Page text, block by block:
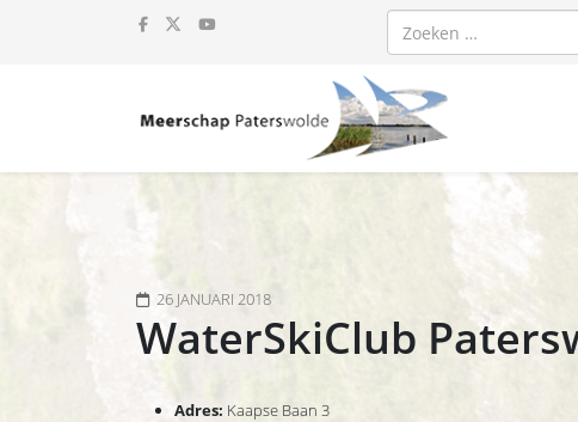
Zoeken
26 JANUARI 2018
WaterSkiClub
Adres: Kaapse Baan 3